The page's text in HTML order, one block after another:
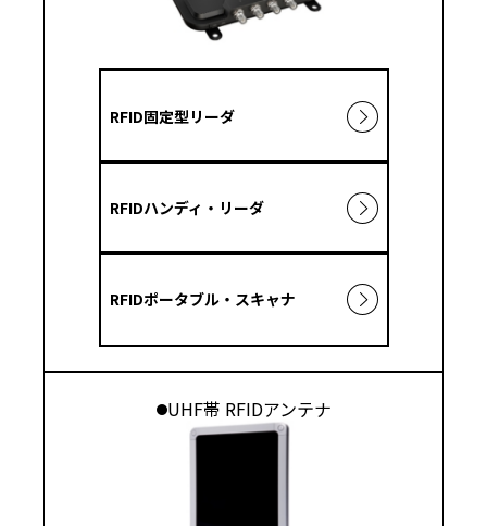
RFID固定型リーダ
RFIDハンディ・リーダ
RFIDポータブル・スキャナ
UHF帯 RFIDアンテナ